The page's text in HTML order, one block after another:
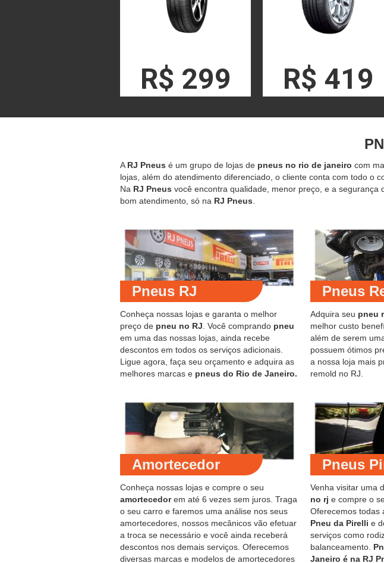
R$ 299 R$ 419
A RJ Pneus é um grupo de lojas de pneus no rio de janeiro com
lojas, além do atendimento diferenciado, o cliente conta com todo o
Na RJ Pneus você encontra qualidade, menor preço, e a segurança
bom atendimento, só na RJ Pneus
Pneus RJ
Conheça nossas lojas e garanta o melhor
preço de pneu no RJ. Você comprando pneu
em uma das nossas lojas, ainda recebe
descontos em todos os serviços adicionais.
Ligue agora, faça seu orçamento e adquira as
melhores marcas e pneus do Rio de Janeiro.
Pneus
Adquira seu pneu
melhor custo
além de serem
possuem ótimos
a nossa loja mais
remold no RJ.
Amortecedor
Conheça nossas lojas e compre o seu
amortecedorem até 6 vezes sem juros. Traga
o seu carro e faremos uma análise nos seus
amortecedores, nossos mecânicos vão efetuar
a troca se necessário e você ainda receberá
descontos nos demais serviços. Oferecemos
diversas marcas e modelos de amortecedores
Pneus
Venha visitar uma
no rj e compre o
Oferecemos todas
Pneu da Pirelli e
serviços como
balanceamento.
Janeiro é na RJ